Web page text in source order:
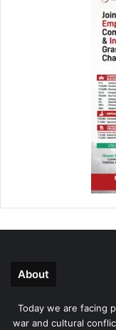
About
Today we are facing
war and cultural